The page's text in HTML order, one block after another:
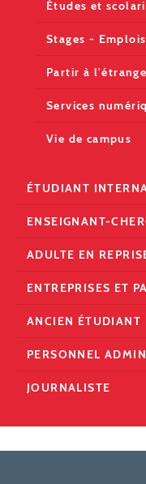
Études et
Stages - Emplois
Partir à
Services
Vie de campus
ÉTUDIANT
ENSEIGNANT-
ADULTE EN
ENTREPRISES ET
ANCIEN ÉTUDIANT
PERSONNEL
JOURNALISTE